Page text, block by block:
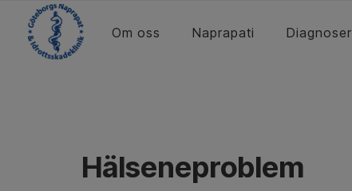
Om oss Naprapati Diagnoser
Hälseneproblem